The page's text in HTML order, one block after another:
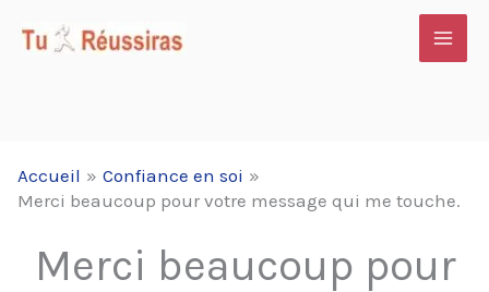
Accueil
Confiance en soi
Merci beaucoup pour votre message qui me touche.
Merci beaucoup pour